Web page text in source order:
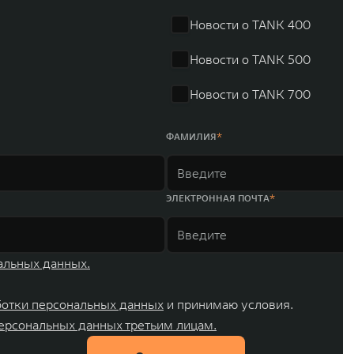
Китае, Японии, США, Германии, Индии, Австрии и
Новости о TANK 400
Новости о TANK 500
Новости о TANK 700
ФАМИЛИЯ
ЭЛЕКТРОННАЯ ПОЧТА
данных.
персональных данных и принимаю условия.
данных третьим лицам.